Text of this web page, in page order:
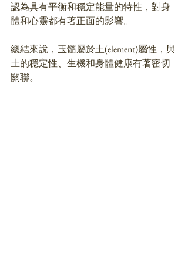
認為具有平衡和穩定能量的特性，對身
體和心靈都有著正面的影響。
總結來說，玉髓屬於土(element)屬性，與
土的穩定性、生機和身體健康有著密切
關聯。